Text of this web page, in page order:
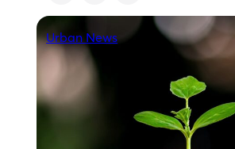
Urban News